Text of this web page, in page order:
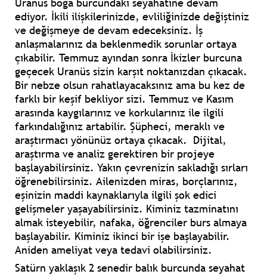
Uranüs boğa burcundaki seyahatine devam
ediyor. İkili ilişkilerinizde, evliliğinizde değiştiniz
ve değişmeye de devam edeceksiniz. İş
anlaşmalarınız da beklenmedik sorunlar ortaya
çıkabilir. Temmuz ayından sonra İkizler burcuna
geçecek Uranüs sizin karşıt noktanızdan çıkacak.
Bir nebze olsun rahatlayacaksınız ama bu kez de
farklı bir keşif bekliyor sizi. Temmuz ve Kasım
arasında kaygılarınız ve korkularınız ile ilgili
farkındalığınız artabilir. Şüpheci, meraklı ve
araştırmacı yönünüz ortaya çıkacak. Dijital,
araştırma ve analiz gerektiren bir projeye
başlayabilirsiniz. Yakın çevrenizin sakladığı sırları
öğrenebilirsiniz. Ailenizden miras, borçlarınız,
eşinizin maddi kaynaklarıyla ilgili şok edici
gelişmeler yaşayabilirsiniz. Kiminiz tazminatını
almak isteyebilir, nafaka, öğrenciler burs almaya
başlayabilir. Kiminiz ikinci bir işe başlayabilir.
Aniden ameliyat veya tedavi olabilirsiniz.
Satürn yaklaşık 2 senedir balık burcunda seyahat